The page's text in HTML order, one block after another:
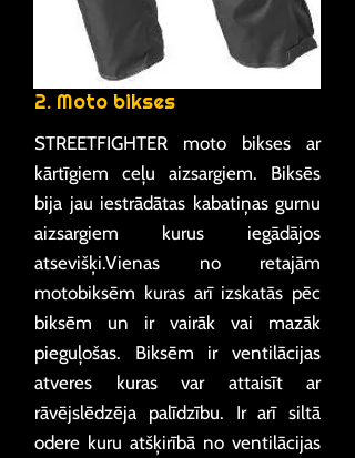
2. Moto bikses
STREETFIGHTER moto bikses ar
kārtīgiem ceļu aizsargiem. Biksēs
bija jau iestrādātas kabatiņas gurnu
aizsargiem kurus iegādājos
atsevišķi.Vienas no retajām
motobiksēm kuras arī izskatās pēc
biksēm un ir vairāk vai mazāk
pieguļošas. Biksēm ir ventilācijas
atveres kuras var attaisīt ar
rāvējslēdzēja palīdzību. Ir arī siltā
odere kuru atšķirībā no ventilācijas